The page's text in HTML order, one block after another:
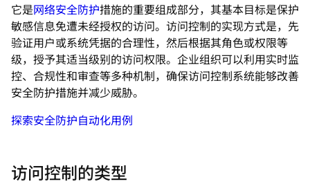
它是网络安全防护措施的重要组成部分，其基本目标是保护
敏感信息免遭未经授权的访问。访问控制的实现方式是，先
验证用户或系统凭据的合理性，然后根据其角色或权限等
级，授予其适当级别的访问权限。企业组织可以利用实时监
控、合规性和审查等多种机制，确保访问控制系统能够改善
安全防护措施并减少威胁。
探索安全防护自动化用例
访问控制的类型